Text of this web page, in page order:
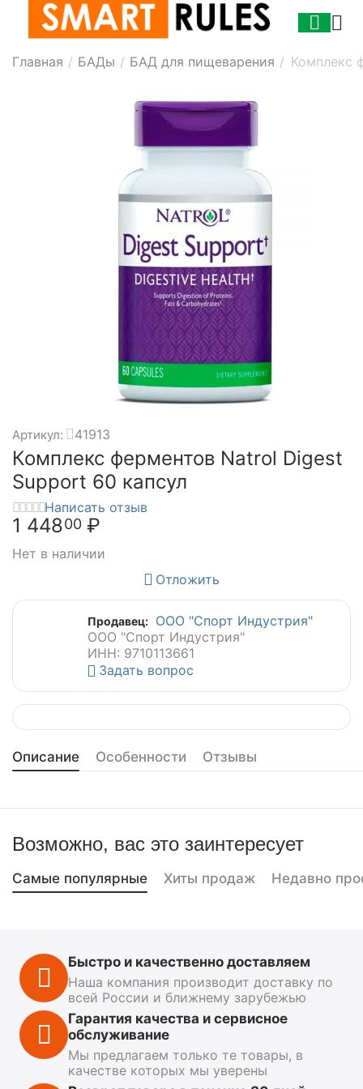
Главная / БАДы / БАД для пищеварения / Комплекс
Артикул: 41913
Комплекс ферментов Natrol Digest
Support 60 капсул
Написать отзыв
1 44800 ₽
Нет в наличии
Отложить
Продавец: ООО "Спорт Индустрия"
ООО "Спорт Индустрия"
ИНН: 9710113661
Задать вопрос
Описание Особенности Отзывы
Возможно, вас это заинтересует
Самые популярные Хиты продаж Недавно
Быстро и качественно доставляем
Наша компания производит доставку по
всей России и ближнему зарубежью
Гарантия качества и сервисное
обслуживание
Мы предлагаем только те товары, в
качестве которых мы уверены